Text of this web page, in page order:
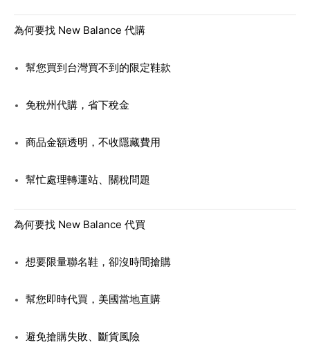
為何要找 New Balance 代購
幫您買到台灣買不到的限定鞋款
免稅州代購，省下稅金
商品金額透明，不收隱藏費用
幫忙處理轉運站、關稅問題
為何要找 New Balance 代買
想要限量聯名鞋，卻沒時間搶購
幫您即時代買，美國當地直購
避免搶購失敗、斷貨風險